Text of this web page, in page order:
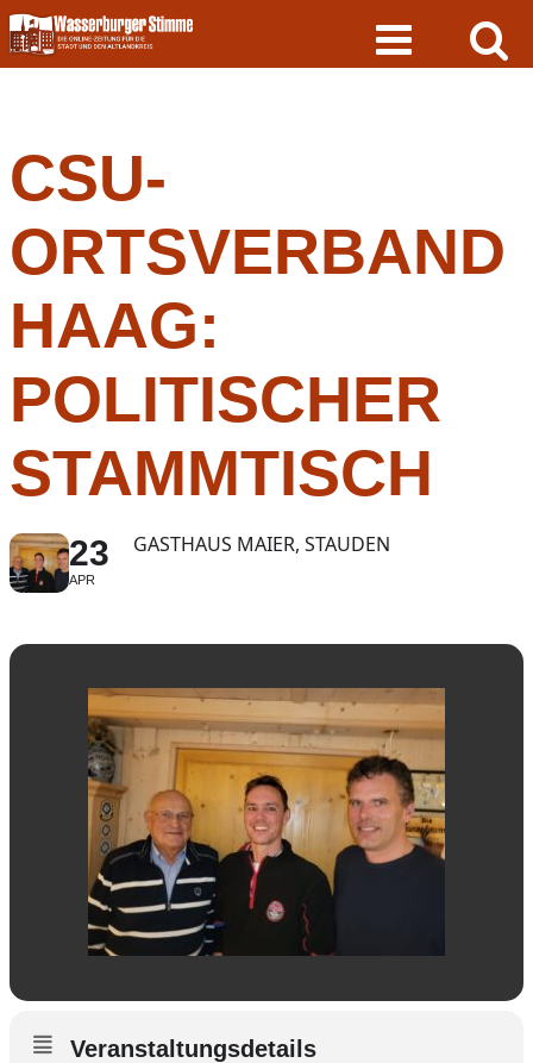
Skip
to
content
CSU-
ORTSVERBAND
HAAG:
POLITISCHER
STAMMTISCH
23
APR
GASTHAUS MAIER, STAUDEN
Veranstaltungsdetails